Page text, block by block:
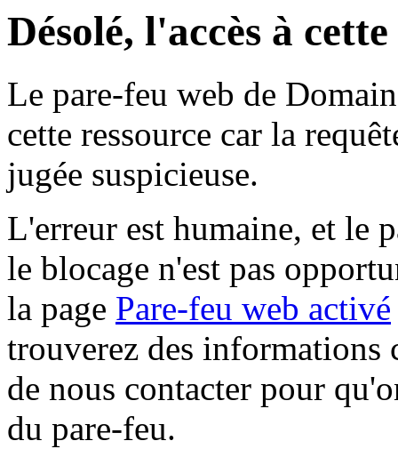
Désolé, l'accès à
Le pare-feu web de
cette ressource car la
jugée suspicieuse.
L'erreur est humaine, et le
le blocage n'est pas
la page Pare-feu web activé
trouverez des informations
de nous contacter pour
du pare-feu.